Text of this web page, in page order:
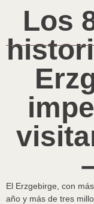
Los
El Erzgebirge, con
año y más de tres